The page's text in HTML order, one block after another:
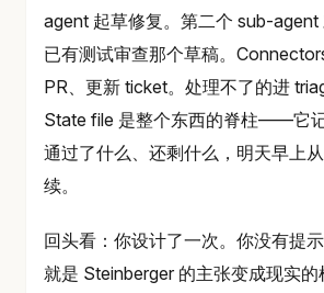
agent 起草修复。第二个 sub-agent
已有测试审查那个草稿。
PR、更新 ticket。处理不了的进
State file 是整个东西的脊柱——它记
通过了什么、还剩什么，明天早上
续。
回头看：你设计了一次。你没有提
就是 Steinberger 的主张变成现实